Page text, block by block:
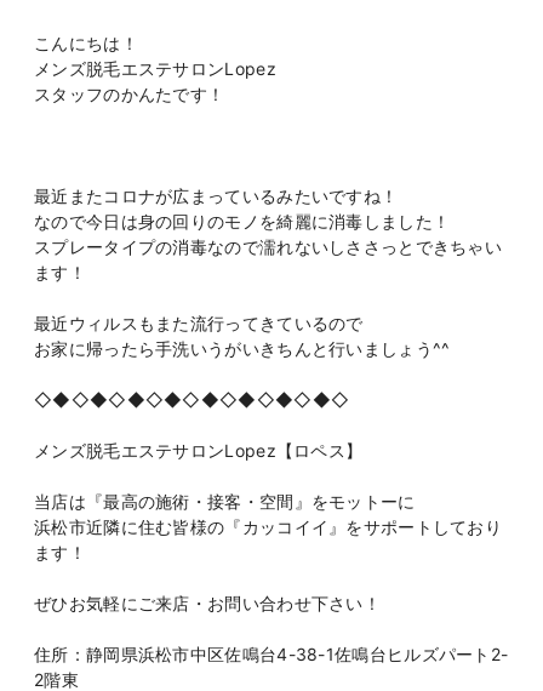
こんにちは！
メンズ脱毛エステサロンLopez
スタッフのかんたです！
最近またコロナが広まっているみたいですね！
なので今日は身の回りのモノを綺麗に消毒しました！
スプレータイプの消毒なので濡れないしささっとできちゃい
ます！
最近ウィルスもまた流行ってきているので
お家に帰ったら手洗いうがいきちんと行いましょう^^
◇◆◇◆◇◆◇◆◇◆◇◆◇◆◇◆◇
メンズ脱毛エステサロンLopez【ロペス】
当店は『最高の施術・接客・空間』をモットーに
浜松市近隣に住む皆様の『カッコイイ』をサポートしており
ます！
ぜひお気軽にご来店・お問い合わせ下さい！
住所：静岡県浜松市中区佐鳴台4-38-1佐鳴台ヒルズパート2-
2階東